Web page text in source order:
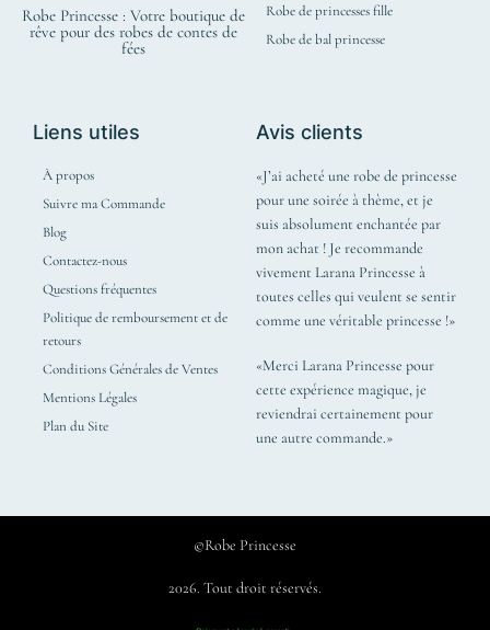
Robe Princesse : Votre boutique de
rêve pour des robes de contes de
fées
Robe de princesses fille
Robe de bal princesse
Liens utiles
À propos
Suivre ma Commande
Blog
Contactez-nous
Questions fréquentes
Politique de remboursement et de
retours
Conditions Générales de Ventes
Mentions Légales
Plan du Site
Avis clients
«J’ai acheté une robe de princesse
pour une soirée à thème, et je
suis absolument enchantée par
mon achat ! Je recommande
vivement Larana Princesse à
toutes celles qui veulent se sentir
comme une véritable princesse !»
«Merci Larana Princesse pour
cette expérience magique, je
reviendrai certainement pour
une autre commande.»
©Robe Princesse
2026. Tout droit réservés.